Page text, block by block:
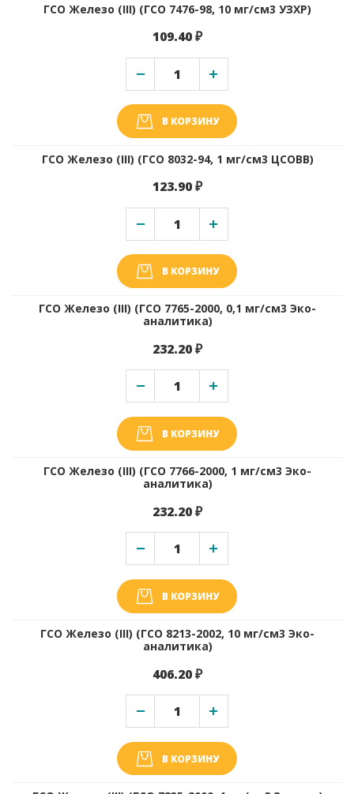
ГСО Железо (III) (ГСО 7476-98, 10 мг/см3 УЗХР)
109.40 ₽
В КОРЗИНУ
ГСО Железо (III) (ГСО 8032-94, 1 мг/см3 ЦСОВВ)
123.90 ₽
В КОРЗИНУ
ГСО Железо (III) (ГСО 7765-2000, 0,1 мг/см3 Эко-
аналитика)
232.20 ₽
В КОРЗИНУ
ГСО Железо (III) (ГСО 7766-2000, 1 мг/см3 Эко-
аналитика)
232.20 ₽
В КОРЗИНУ
ГСО Железо (III) (ГСО 8213-2002, 10 мг/см3 Эко-
аналитика)
406.20 ₽
В КОРЗИНУ